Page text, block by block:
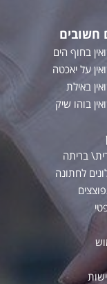
חשובים
בחוף הים
על יאכטה
באילת
בוהו שיק
בריתה
לחתונה